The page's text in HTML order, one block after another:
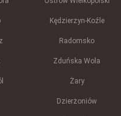
Kędzierzyn-Koźle
Radomsko
Zduńska Wola
Żary
Dzierżoniów